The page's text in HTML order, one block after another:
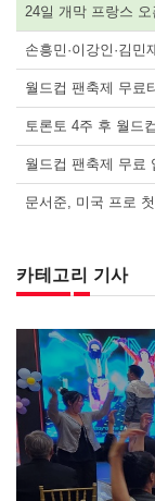
24일 개막 프랑스 오
손흥민·이강인·김
월드컵 팬축제 무료
토론토 4주 후 월드
월드컵 팬축제 무료
문서준, 미국 프로
카테고리 기사